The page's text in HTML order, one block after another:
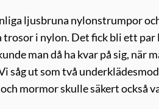
ljusbruna nylonstrumpor
trosor i nylon. Det fick bli ett
man då ha kvar på sig,
såg ut som två
mormor skulle säkert också